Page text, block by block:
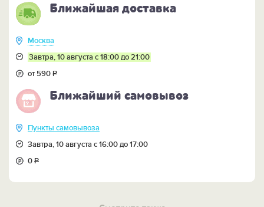
Ближайшая доставка
Москва
Завтра, 10 августа с 18:00 до 21:00
от 590Р
Ближайший самовывоз
Пункты самовывоза
Завтра, 10 августа с 16:00 до 17:00
0Р